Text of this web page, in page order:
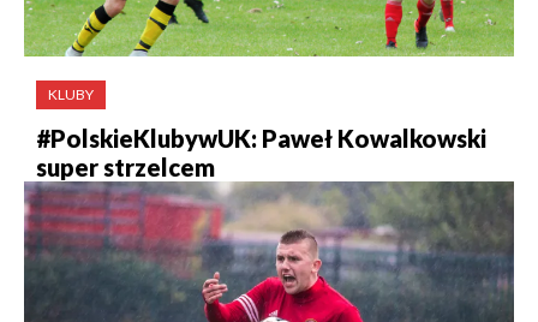
KLUBY
#PolskieKlubywUK: Paweł Kowalkowski
super strzelcem